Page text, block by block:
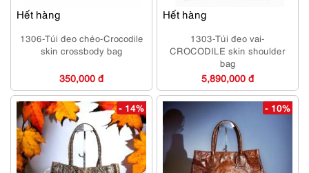
Hết hàng
1306-Túi đeo chéo-Crocodile
skin crossbody bag
350,000 đ
Hết hàng
1303-Túi đeo vai-
CROCODILE skin shoulder
bag
5,890,000 đ
- 14% - 10%